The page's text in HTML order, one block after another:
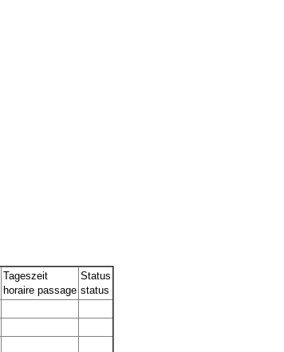
Tageszeit
horaire passage
Status
status